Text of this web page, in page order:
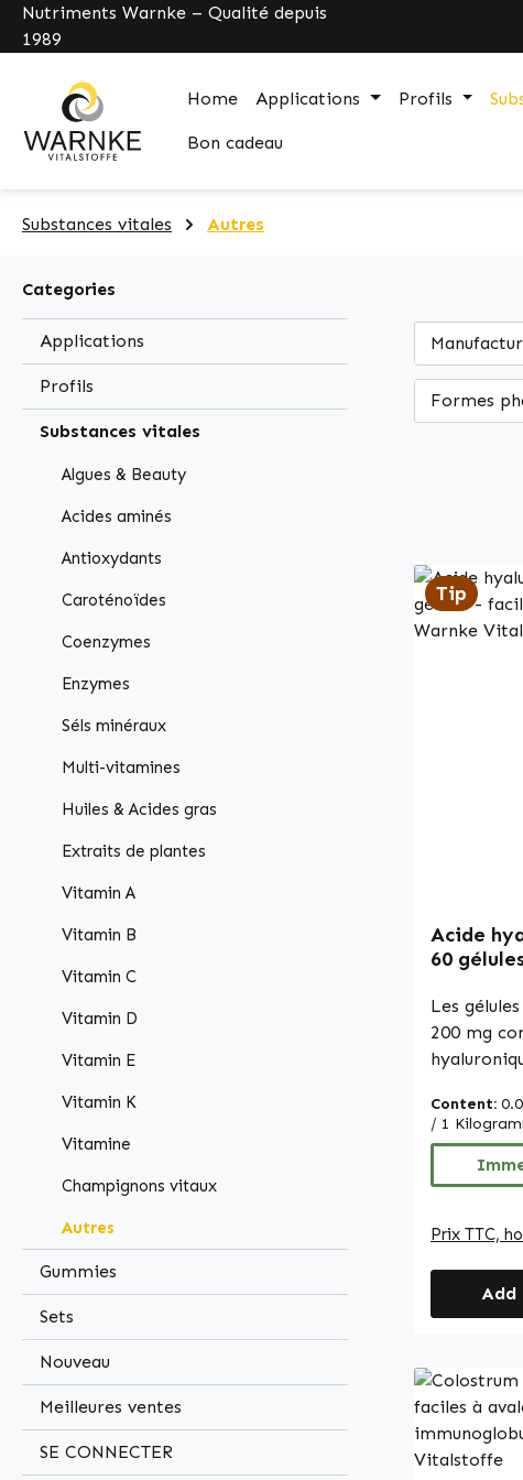
Skip to main navigation
Nutriments Warnke – Qualité depuis
1989
Home Applications Profils
Bon cadeau
Substances vitales Autres
Categories
Applications
Profils
Substances vitales
Algues & Beauty
Acides aminés
Antioxydants
Caroténoïdes
Coenzymes
Enzymes
Séls minéraux
Multi-vitamines
Huiles & Acides gras
Extraits de plantes
Vitamin A
Vitamin B
Vitamin C
Vitamin D
Vitamin E
Vitamin K
Vitamine
Champignons vitaux
Autres
Gummies
Sets
Nouveau
Meilleures ventes
SE CONNECTER
Formes
Tip
Acide
60
Les
200 mg
un rôle au
et de la
apporte
dosage ciblé. Avec 60
boîte, ce
utilisation
et de la
est utilisée
charge. La
Content:
/ 1
Prix TTC,
Add